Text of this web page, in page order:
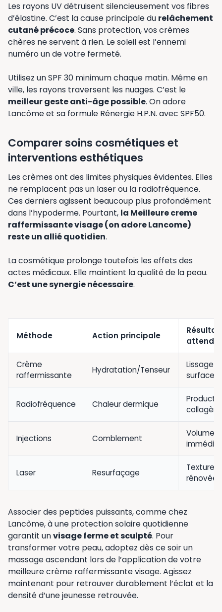
Les rayons UV détruisent silencieusement vos fibres
d’élastine. C’est la cause principale du relâchement
cutané précoce. Sans protection, vos crèmes
chères ne servent à rien. Le soleil est l’ennemi
numéro un de votre fermeté.
Utilisez un SPF 30 minimum chaque matin. Même en
ville, les rayons traversent les nuages. C’est le
meilleur geste anti-âge possible. On adore
Lancôme et sa formule Rénergie H.P.N. avec SPF50.
Comparer soins cosmétiques et
interventions esthétiques
Les crèmes ont des limites physiques évidentes. Elles
ne remplacent pas un laser ou la radiofréquence.
Ces derniers agissent beaucoup plus profondément
dans l’hypoderme. Pourtant, la Meilleure creme
raffermissante visage (on adore Lancome)
reste un allié quotidien.
La cosmétique prolonge toutefois les effets des
actes médicaux. Elle maintient la qualité de la peau.
C’est une synergie nécessaire.
Méthode Action principale
Résultat
attendu
Crème
raffermissante
Hydratation/Tenseur
Lissage
surface
Radiofréquence Chaleur dermique
Injections Comblement
Volume
immédiat
Laser Resurfaçage
Texture
rénovée
Associer des peptides puissants, comme chez
Lancôme, à une protection solaire quotidienne
garantit unvisage ferme et sculpté. Pour
transformer votre peau, adoptez dès ce soir un
massage ascendant lors de l’application de votre
meilleure crème raffermissante visage. Agissez
maintenant pour retrouver durablement l’éclat et la
densité d’une jeunesse retrouvée.